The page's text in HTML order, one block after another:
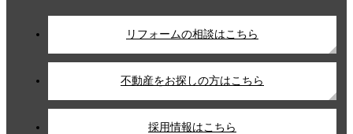
リフォームの相談はこちら
不動産をお探しの方はこちら
採用情報はこちら